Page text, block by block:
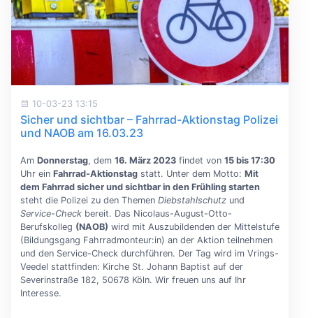
10-03-23 13:15
Sicher und sichtbar – Fahrrad-Aktionstag Polizei
und NAOB am 16.03.23
Am Donnerstag, dem 16. März 2023findet von 15 bis 17:30
Uhr ein Fahrrad-Aktionstagstatt. Unter dem Motto: Mit
dem Fahrrad sicher und sichtbar in den Frühling starten
steht die Polizei zu den Themen Diebstahlschutzund
Service-Checkbereit. Das Nicolaus-August-Otto-
Berufskolleg (NAOB) wird mit Auszubildenden der Mittelstufe
(Bildungsgang Fahrradmonteur:in) an der Aktion teilnehmen
und den Service-Check durchführen. Der Tag wird im Vrings-
Veedel stattfinden: Kirche St. Johann Baptist auf der
Severinstraße 182, 50678 Köln. Wir freuen uns auf Ihr
Interesse.